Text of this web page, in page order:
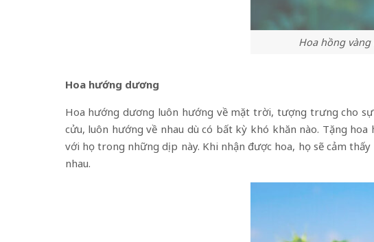
Hoa hồng
Hoa hướng dương
Hoa hướng dương luôn hướng về mặt trời, tượng trưng cho
cửu, luôn hướng về nhau dù có bất kỳ khó khăn nào. Tặng
với họ trong những dịp này. Khi nhận được hoa, họ sẽ cảm
nhau.